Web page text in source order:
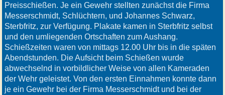
Preisschießen. Je ein Gewehr stellten zunächst die Firma
Messerschmidt, Schlüchtern, und Johannes Schwarz,
Sterbfritz, zur Verfügung. Plakate kamen in Sterbfritz selbst
und den umliegenden Ortschaften zum Aushang.
Schießzeiten waren von mittags 12.00 Uhr bis in die späten
Abendstunden. Die Aufsicht beim Schießen wurde
abwechselnd in vorbildlicher Weise von allen Kameraden
der Wehr geleistet. Von den ersten Einnahmen konnte dann
je ein Gewehr bei der Firma Messerschmidt und bei der